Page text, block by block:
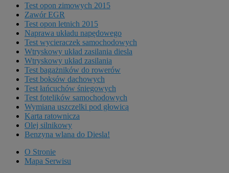
Test opon zimowych 2015
Zawór EGR
Test opon letnich 2015
Naprawa układu napędowego
Test wycieraczek samochodowych
Wtryskowy układ zasilania diesla
Wtryskowy układ zasilania
Test bagażników do rowerów
Test boksów dachowych
Test łańcuchów śniegowych
Test fotelików samochodowych
Wymiana uszczelki pod głowicą
Karta ratownicza
Olej silnikowy
Benzyna wlana do Diesla!
O Stronie
Mapa Serwisu